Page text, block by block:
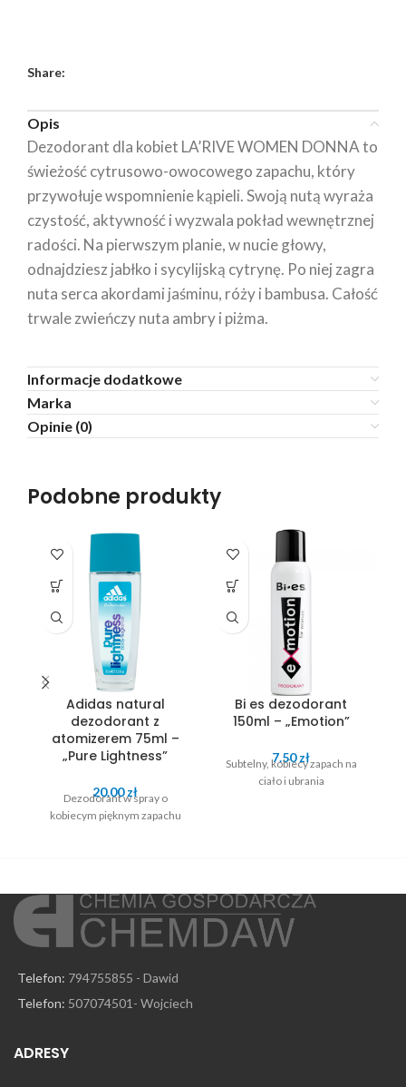
Share:
Opis
Dezodorant dla kobiet LA’RIVE WOMEN DONNA to
świeżość cytrusowo-owocowego zapachu, który
przywołuje wspomnienie kąpieli. Swoją nutą wyraża
czystość, aktywność i wyzwala pokład wewnętrznej
radości. Na pierwszym planie, w nucie głowy,
odnajdziesz jabłko i sycylijską cytrynę. Po niej zagra
nuta serca akordami jaśminu, róży i bambusa. Całość
trwale zwieńczy nuta ambry i piżma.
Informacje dodatkowe
Marka
Opinie (0)
Podobne produkty
Adidas natural
dezodorant z
atomizerem 75ml –
„Pure Lightness”
20.00zł
Dezodorant w spray o
kobiecym pięknym zapachu
Bi es dezodorant
150ml – „Emotion”
7.50zł
Subtelny, kobiecy zapach na
ciało i ubrania
Telefon: 794755855 - Dawid
Telefon: 507074501- Wojciech
ADRESY